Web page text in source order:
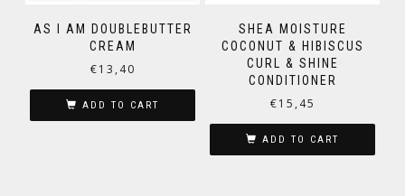
AS I AM DOUBLEBUTTER
CREAM
€13,40
ADD TO CART
SHEA MOISTURE
COCONUT & HIBISCUS
CURL & SHINE
CONDITIONER
€15,45
ADD TO CART